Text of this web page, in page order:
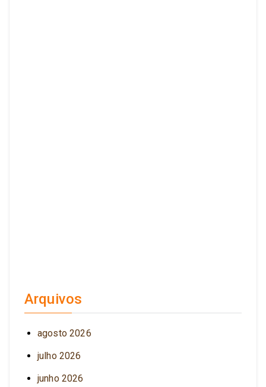
Arquivos
agosto 2026
julho 2026
junho 2026